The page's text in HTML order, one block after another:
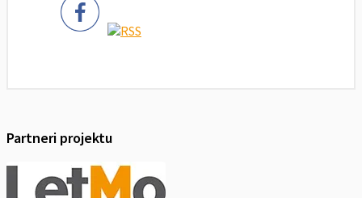
Partneri projektu